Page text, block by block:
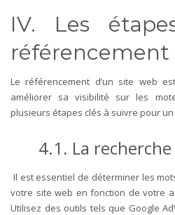
IV. Les
référencement
Le référencement d’un site web
améliorer sa visibilité sur les
plusieurs étapes clés à suivre pour
4.1. La
Il est essentiel de déterminer les
votre site web en fonction de votre
Utilisez des outils tels que Google